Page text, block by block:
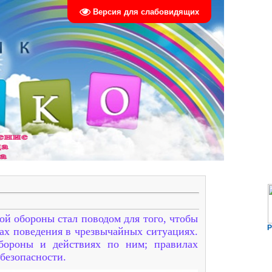
Версия для слабовидящих
обороны стал поводом для того, чтобы
поведения в чрезвычайных ситуациях.
и действиях по ним; правилах